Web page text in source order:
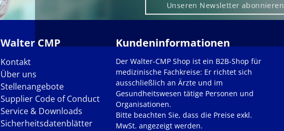
Unseren Newsletter abonnieren
Walter CMP
Kontakt
Über uns
Stellenangebote
Supplier Code of Conduct
Service & Downloads
Sicherheitsdatenblätter
Kundeninformationen
Der Walter-CMP Shop ist ein B2B-Shop für
medizinische Fachkreise: Er richtet sich
ausschließlich an Ärzte und im
Gesundheitswesen tätige Personen und
Organisationen.
Bitte beachten Sie, dass die Preise exkl.
MwSt. angezeigt werden.